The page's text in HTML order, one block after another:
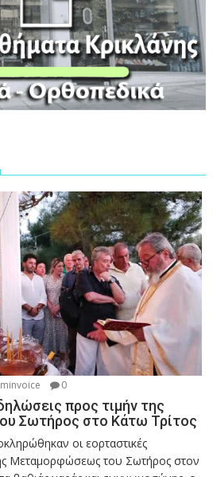
0
προς τιμήν της
Σωτήρος στο Κάτω Τρίτος
οι εορταστικές
Μεταμορφώσεως του Σωτήρος στον